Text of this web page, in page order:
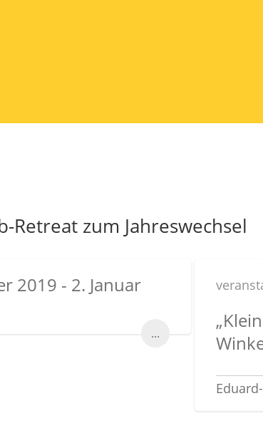
Retreat zum Jahreswechsel
2019 - 2. Januar
...